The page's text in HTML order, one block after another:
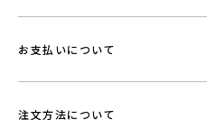
お支払いについて
注文方法について